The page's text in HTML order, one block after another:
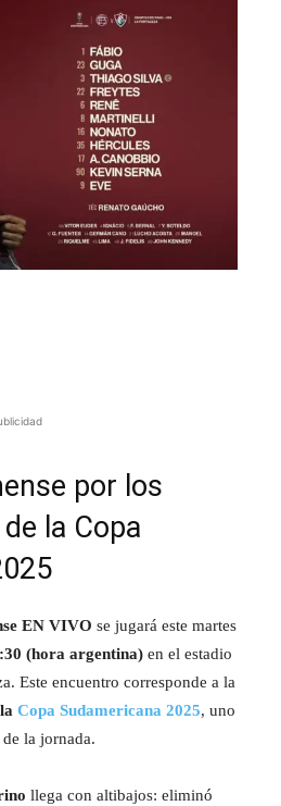
por los
la Copa
EN VIVO se jugará este martes
(hora argentina) en el estadio
Este encuentro corresponde a la
Copa Sudamericana 2025, uno
la jornada.
llega con altibajos: eliminó